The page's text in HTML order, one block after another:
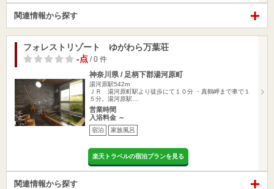
関連情報から探す
フォレストリゾート ゆがわら万葉荘
-点 / 0 件
神奈川県 / 足柄下郡湯河原町
湯河原駅542m
ＪＲ 湯河原町駅より徒歩にて１０分 ・真鶴岬まで車で１
５分。湯河原駅…
営業時間
入浴料金 ～
宿泊 家族風呂
楽天トラベルの宿泊プランを見る
関連情報から探す